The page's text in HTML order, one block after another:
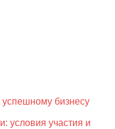
бизнесу
условия участия и